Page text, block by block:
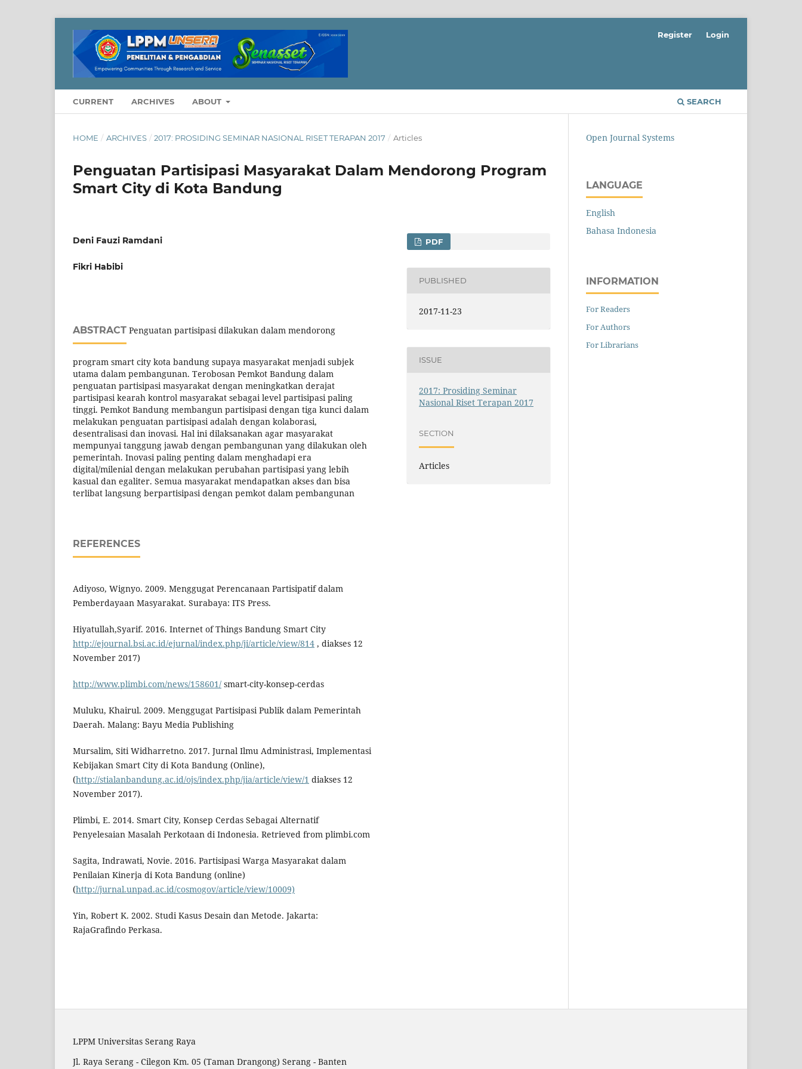
CURRENT ARCHIVES ABOUT SEARCH
Register Login
HOME / ARCHIVES / 2017: PROSIDING SEMINAR NASIONAL RISET TERAPAN 2017 / Articles
Penguatan Partisipasi Masyarakat Dalam Mendorong Program
Smart City di Kota Bandung
Deni Fauzi Ramdani
Fikri Habibi
ABSTRACT Penguatan partisipasi dilakukan dalam mendorong
program smart city kota bandung supaya masyarakat menjadi subjek
utama dalam pembangunan. Terobosan Pemkot Bandung dalam
penguatan partisipasi masyarakat dengan meningkatkan derajat
partisipasi kearah kontrol masyarakat sebagai level partisipasi paling
tinggi. Pemkot Bandung membangun partisipasi dengan tiga kunci dalam
melakukan penguatan partisipasi adalah dengan kolaborasi,
desentralisasi dan inovasi. Hal ini dilaksanakan agar masyarakat
mempunyai tanggung jawab dengan pembangunan yang dilakukan oleh
pemerintah. Inovasi paling penting dalam menghadapi era
digital/milenial dengan melakukan perubahan partisipasi yang lebih
kasual dan egaliter. Semua masyarakat mendapatkan akses dan bisa
terlibat langsung berpartisipasi dengan pemkot dalam pembangunan
REFERENCES
Adiyoso, Wignyo. 2009. Menggugat Perencanaan Partisipatif dalam
Pemberdayaan Masyarakat. Surabaya: ITS Press.
Hiyatullah,Syarif. 2016. Internet of Things Bandung Smart City
http://ejournal.bsi.ac.id/ejurnal/index.php/ji/article/view/814 , diakses 12
November 2017)
http://www.plimbi.com/news/158601/ smart-city-konsep-cerdas
Muluku, Khairul. 2009. Menggugat Partisipasi Publik dalam Pemerintah
Daerah. Malang: Bayu Media Publishing
Mursalim, Siti Widharretno. 2017. Jurnal Ilmu Administrasi, Implementasi
Kebijakan Smart City di Kota Bandung (Online),
(http://stialanbandung.ac.id/ojs/index.php/jia/article/view/1 diakses 12
November 2017).
Plimbi, E. 2014. Smart City, Konsep Cerdas Sebagai Alternatif
Penyelesaian Masalah Perkotaan di Indonesia. Retrieved from plimbi.com
Sagita, Indrawati, Novie. 2016. Partisipasi Warga Masyarakat dalam
Penilaian Kinerja di Kota Bandung (online)
(http://jurnal.unpad.ac.id/cosmogov/article/view/10009)
Yin, Robert K. 2002. Studi Kasus Desain dan Metode. Jakarta:
RajaGrafindo Perkasa.
PDF
PUBLISHED
2017-11-23
ISSUE
2017: Prosiding Seminar
Nasional Riset Terapan 2017
SECTION
Articles
Open Journal Systems
LANGUAGE
English
Bahasa Indonesia
INFORMATION
For Readers
For Authors
For Librarians
LPPM Universitas Serang Raya
Jl. Raya Serang - Cilegon Km. 05 (Taman Drangong) Serang - Banten